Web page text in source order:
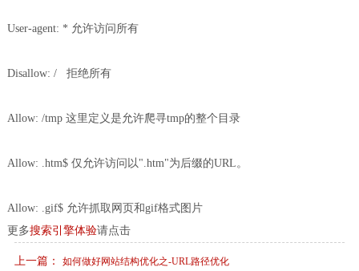
User-agent: * 允许访问所有
Disallow: / 拒绝所有
Allow: /tmp 这里定义是允许爬寻tmp的整个目录
Allow: .htm$ 仅允许访问以".htm"为后缀的URL。
Allow: .gif$ 允许抓取网页和gif格式图片
更多搜索引擎体验请点击
上一篇： 如何做好网站结构优化之-URL路径优化